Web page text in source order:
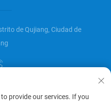
de Qujiang, Ciudad de
protected]
provide our services. If you